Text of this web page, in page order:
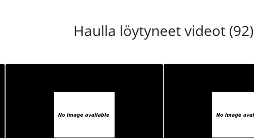
Haulla löytyneet videot (92)